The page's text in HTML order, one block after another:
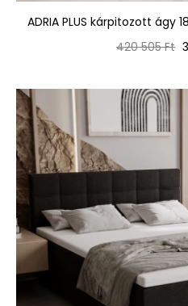
ADRIA PLUS kárpitozott ágy
Normál
420 505 Ft